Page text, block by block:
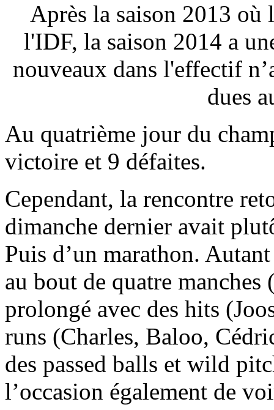
Après la saison 2013 où
l'IDF, la saison 2014 a
nouveaux dans l'effectif
dues
Au quatrième jour du
victoire et 9 défaites.
Cependant, la rencontre
dimanche dernier avait
Puis d’un marathon.
au bout de quatre manches
prolongé avec des hits
runs (Charles, Baloo,
des passed balls et wild
l’occasion également de